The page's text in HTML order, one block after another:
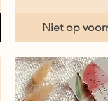
Niet op